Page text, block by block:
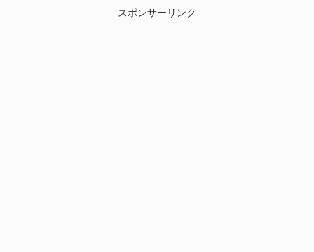
スポンサーリンク